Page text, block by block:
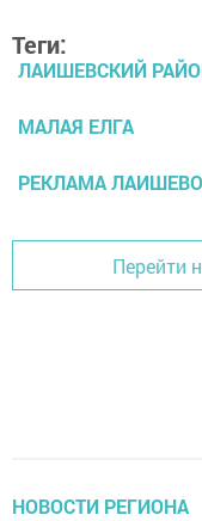
Теги:
ЛАИШЕВСКИЙ
МАЛАЯ ЕЛГА
РЕКЛАМА ЛАИШЕВО
Перейти
НОВОСТИ РЕГИОНА